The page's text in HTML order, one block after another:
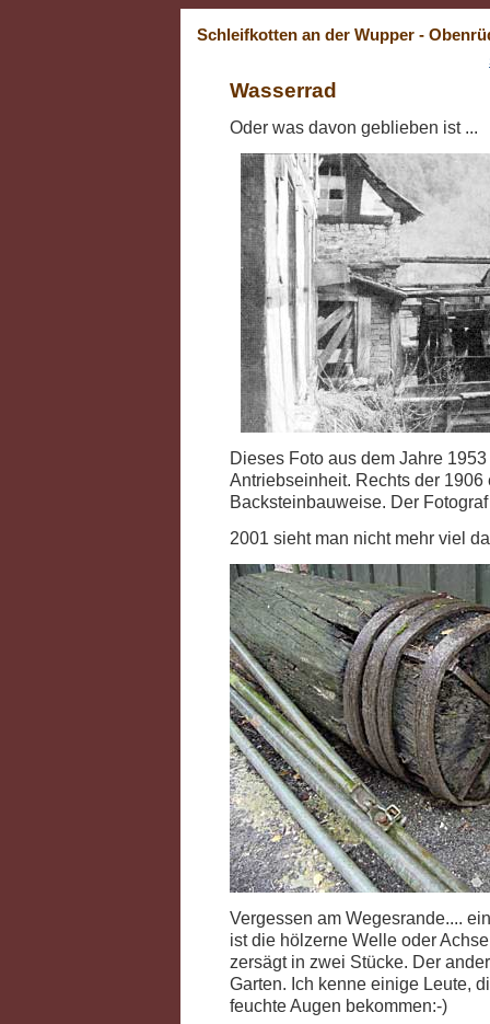
Schleifkotten an der Wupper -
Wasserrad
Oder was davon geblieben ist ...
Dieses Foto aus dem Jahre
Antriebseinheit. Rechts der
Backsteinbauweise. Der
2001 sieht man nicht mehr viel
Vergessen am Wegesrande....
ist die hölzerne Welle oder
zersägt in zwei Stücke. Der
Garten. Ich kenne einige Leute,
feuchte Augen bekommen:-)